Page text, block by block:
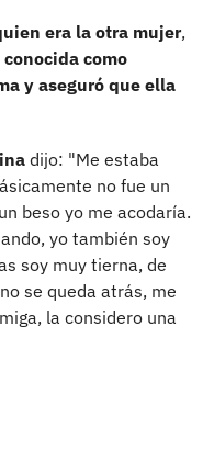
era la otra mujer,
como
y aseguró que ella
dijo: "Me estaba
no fue un
beso yo me acodaría.
yo también soy
soy muy tierna, de
se queda atrás, me
la considero una